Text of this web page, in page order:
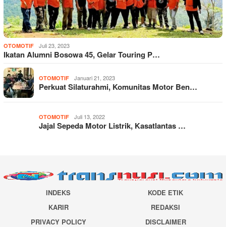
OTOMOTIF Juli 23, 2023
Ikatan Alumni Bosowa 45, Gelar Touring P…
OTOMOTIF Januari 21, 2023
Perkuat Silaturahmi, Komunitas Motor Ben…
OTOMOTIF Juli 13, 2022
Jajal Sepeda Motor Listrik, Kasatlantas …
INDEKS
KODE ETIK
KARIR
REDAKSI
PRIVACY POLICY
DISCLAIMER